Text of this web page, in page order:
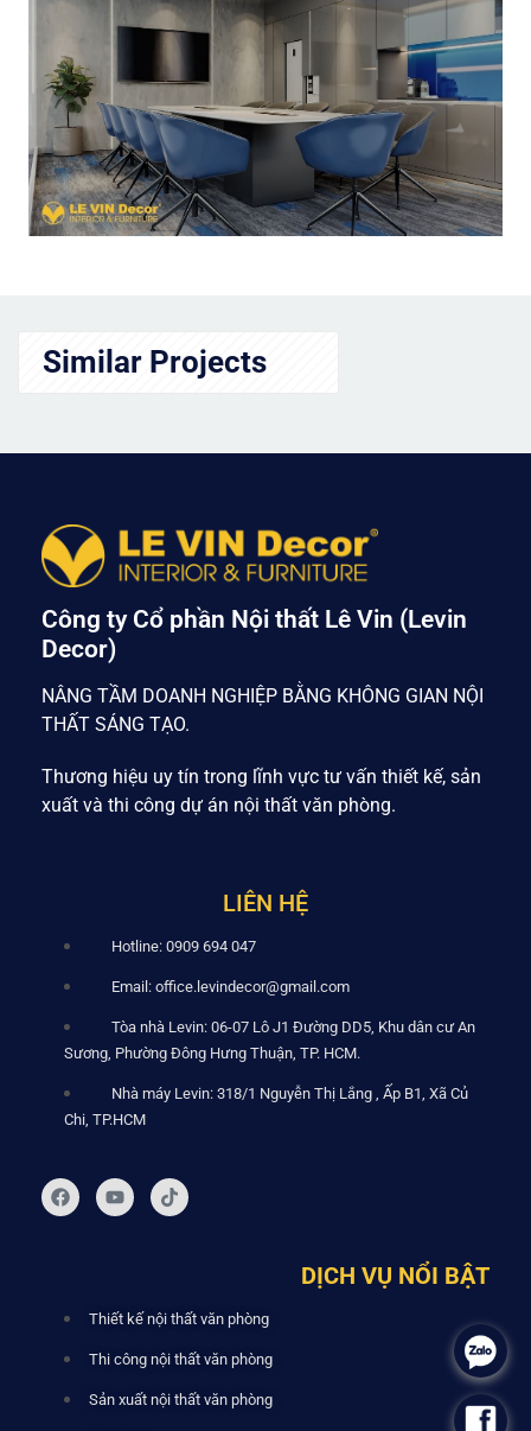
Similar Projects
Công ty Cổ phần Nội thất Lê Vin (Levin
Decor)
NÂNG TẦM DOANH NGHIỆP BẰNG KHÔNG GIAN NỘI
THẤT SÁNG TẠO.
Thương hiệu uy tín trong lĩnh vực tư vấn thiết kế, sản
xuất và thi công dự án nội thất văn phòng.
LIÊN HỆ
Hotline: 0909 694 047
Email: office.levindecor@gmail.com
Tòa nhà Levin: 06-07 Lô J1 Đường DD5, Khu dân cư An
Sương, Phường Đông Hưng Thuận, TP. HCM.
Nhà máy Levin: 318/1 Nguyễn Thị Lắng , Ấp B1, Xã Củ
Chi, TP.HCM
DỊCH VỤ NỔI BẬT
Thiết kế nội thất văn phòng
Thi công nội thất văn phòng
Sản xuất nội thất văn phòng
.
.